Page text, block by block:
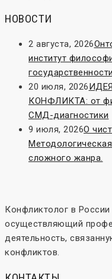
НОВОСТИ
2 августа, 2026
институт
государственности
20 июля, 2026
КОНФЛИКТА: от
СМД-диагностики
9 июля, 2026О
сложного жанра.
Конфликтолог в
осуществляющий
деятельность,
конфликтов.